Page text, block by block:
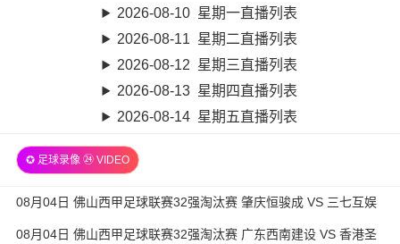
2026-08-10 星期一直播列表
2026-08-11 星期二直播列表
2026-08-12 星期三直播列表
2026-08-13 星期四直播列表
2026-08-14 星期五直播列表
✪ 足球录像 ㉔ VIDEO
08月04日 佛山西甲足球联赛32强淘汰赛 肇庆恒骏成 VS 三七互娱
全场录像
08月04日 佛山西甲足球联赛32强淘汰赛 广东西南建设 VS 香港圣